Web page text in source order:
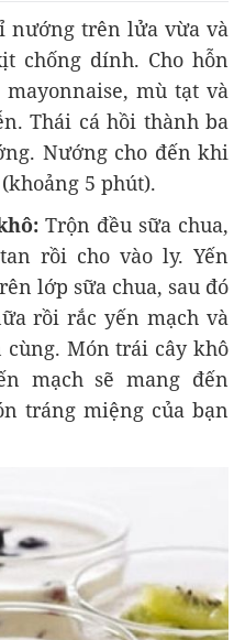
nướng trên lửa vừa và
chống dính. Cho hỗn
mù tạt và
Thái cá hồi thành ba
Nướng cho đến khi
5 phút).
Trộn đều sữa chua,
rồi cho vào ly. Yến
lớp sữa chua, sau đó
rồi rắc yến mạch và
Món trái cây khô
mạch sẽ mang đến
tráng miệng của bạn